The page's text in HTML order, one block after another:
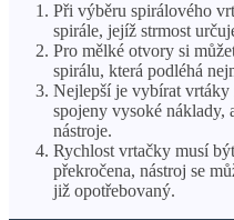
Při výběru spirálového
spirále, jejíž strmost
Pro mělké otvory si
spirálu, která podléhá
Nejlepší je vybírat vrtáky
spojeny vysoké náklady,
nástroje.
Rychlost vrtačky musí
překročena, nástroj se
již opotřebovaný.